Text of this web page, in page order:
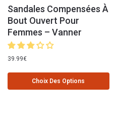
Sandales Compensées À
Bout Ouvert Pour
Femmes – Vanner
39.99€
Choix Des Options